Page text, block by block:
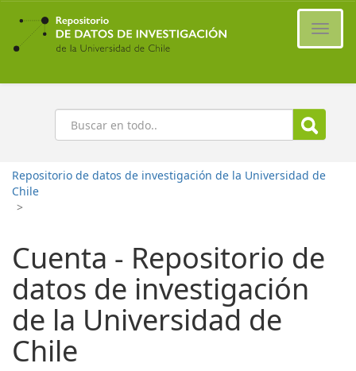
Ir
contenido
principal
Buscar
Repositorio de datos de investigación de la Universidad de
Chile
>
Cuenta - Repositorio de
datos de investigación
de la Universidad de
Chile